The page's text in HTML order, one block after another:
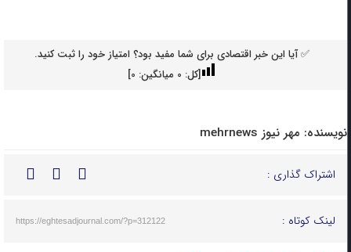
✅ آیا این خبر اقتصادی برای شما مفید بود؟ امتیاز خود را ثبت کنید.
[کل: 0میانگین: 0
]
نویسنده: مهر نیوز mehrnews
اشتراک گذاری :
لینک کوتاه : https://eghtesadjournal.com/?p=312122